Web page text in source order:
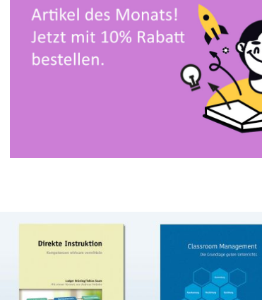
Ohne Mitglieder-Login!